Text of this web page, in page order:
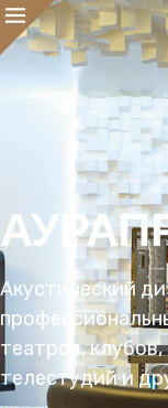
Акустический
театров,
телестудий и